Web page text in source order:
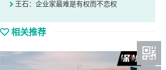
王石：企业家最难是有权而不恋权
相关推荐